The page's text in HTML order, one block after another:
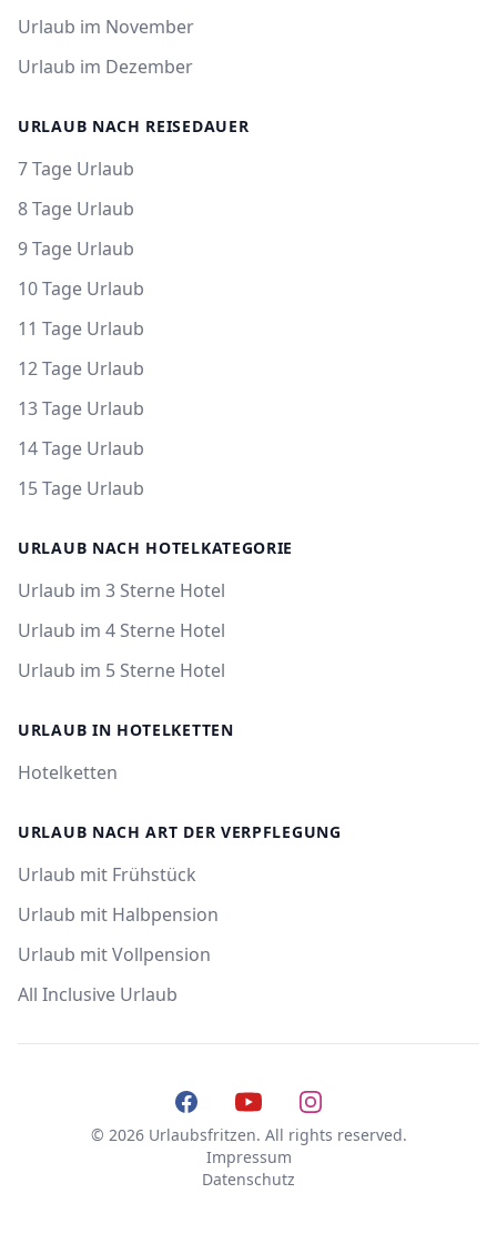
Urlaub im November
Urlaub im Dezember
URLAUB NACH REISEDAUER
7 Tage Urlaub
8 Tage Urlaub
9 Tage Urlaub
10 Tage Urlaub
11 Tage Urlaub
12 Tage Urlaub
13 Tage Urlaub
14 Tage Urlaub
15 Tage Urlaub
URLAUB NACH HOTELKATEGORIE
Urlaub im 3 Sterne Hotel
Urlaub im 4 Sterne Hotel
Urlaub im 5 Sterne Hotel
URLAUB IN HOTELKETTEN
Hotelketten
URLAUB NACH ART DER VERPFLEGUNG
Urlaub mit Frühstück
Urlaub mit Halbpension
Urlaub mit Vollpension
All Inclusive Urlaub
FacebookYouTubeInstagram
© 2026 Urlaubsfritzen. All rights reserved.
Impressum
Datenschutz